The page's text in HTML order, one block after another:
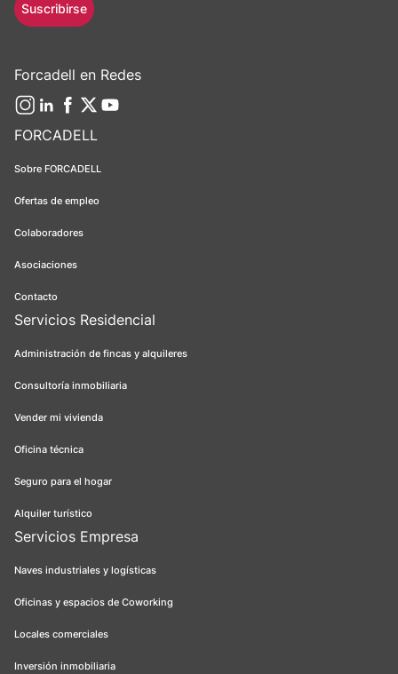
FORCADELL
Sobre FORCADELL
Ofertas de empleo
Colaboradores
Asociaciones
Contacto
Servicios Residencial
Administración de fincas y alquileres
Consultoría inmobiliaria
Vender mi vivienda
Oficina técnica
Seguro para el hogar
Alquiler turístico
Servicios Empresa
Naves industriales y logísticas
Oficinas y espacios de Coworking
Locales comerciales
Inversión inmobiliaria
Suscribirse
Forcadell en Redes